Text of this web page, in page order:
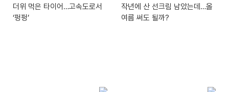
더위 먹은 타이어…고속도로서
‘펑펑’
작년에 산 선크림 남았는데…올
여름 써도 될까?